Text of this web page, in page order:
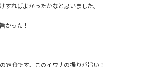
すればよかったかなと思いました。
かった！
定食です。このイワナの握りが旨い！